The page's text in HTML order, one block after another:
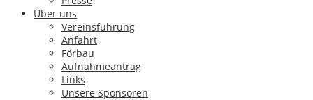
Über uns
Vereinsführung
Anfahrt
Förbau
Aufnahmeantrag
Links
Unsere Sponsoren